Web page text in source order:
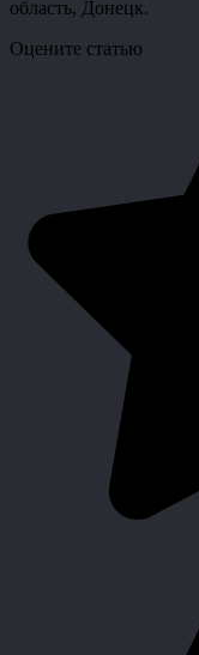
область, Донецк.
Оцените статью